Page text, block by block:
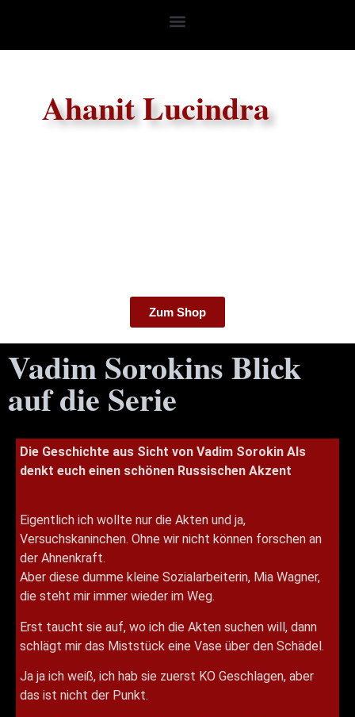
Ahanit Lucindra
Zum Shop
Vadim Sorokins Blick
auf die Serie
Die Geschichte aus Sicht von Vadim Sorokin Als
denkt euch einen schönen Russischen Akzent
Eigentlich ich wollte nur die Akten und ja,
Versuchskaninchen. Ohne wir nicht können forschen an
der Ahnenkraft.
Aber diese dumme kleine Sozialarbeiterin, Mia Wagner,
die steht mir immer wieder im Weg.
Erst taucht sie auf, wo ich die Akten suchen will, dann
schlägt mir das Miststück eine Vase über den Schädel.
Ja ja ich weiß, ich hab sie zuerst KO Geschlagen, aber
das ist nicht der Punkt.